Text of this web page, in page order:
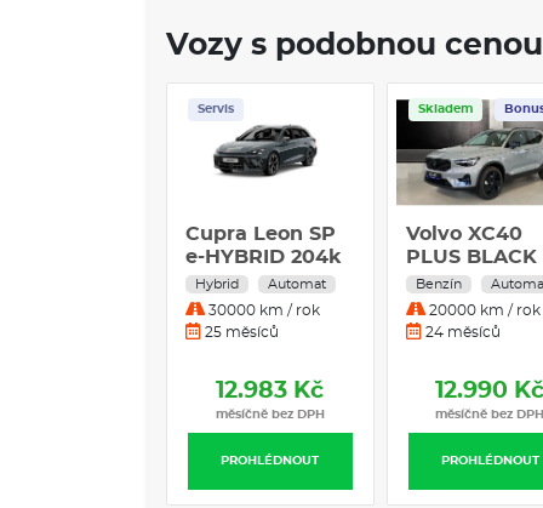
Vozy s podobnou cenou
Servis
Cupra Leon SP
e-HYBRID 204k
DSG
Hybrid Automat
30000 km / rok
25 měsíců
PROHLÉDNOUT
12.983 Kč
měsíčně bez DPH
Skladem
Volvo XC40
PLUS BLACK
EDITION, B4
FWD, 145+10
kW / 197+14
Benzín
20000 km / rok
24 měsíců
PROHLÉDNOUT
12.990 Kč
měsíčně bez DPH